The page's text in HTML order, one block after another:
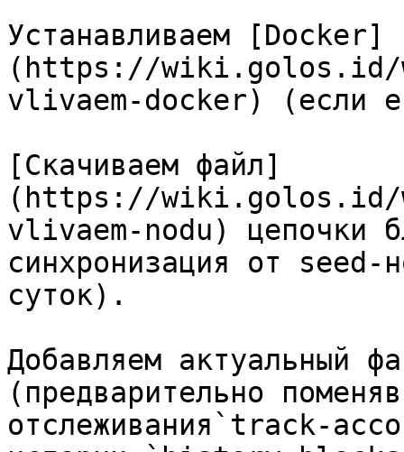
Устанавливаем [Docker]
(https://wiki.golos.id/
vlivaem-docker) (если
[Скачиваем файл]
(https://wiki.golos.id/
vlivaem-nodu) цепочки
синхронизация от seed-
суток).
Добавляем актуальный
(предварительно
отслеживания`track-